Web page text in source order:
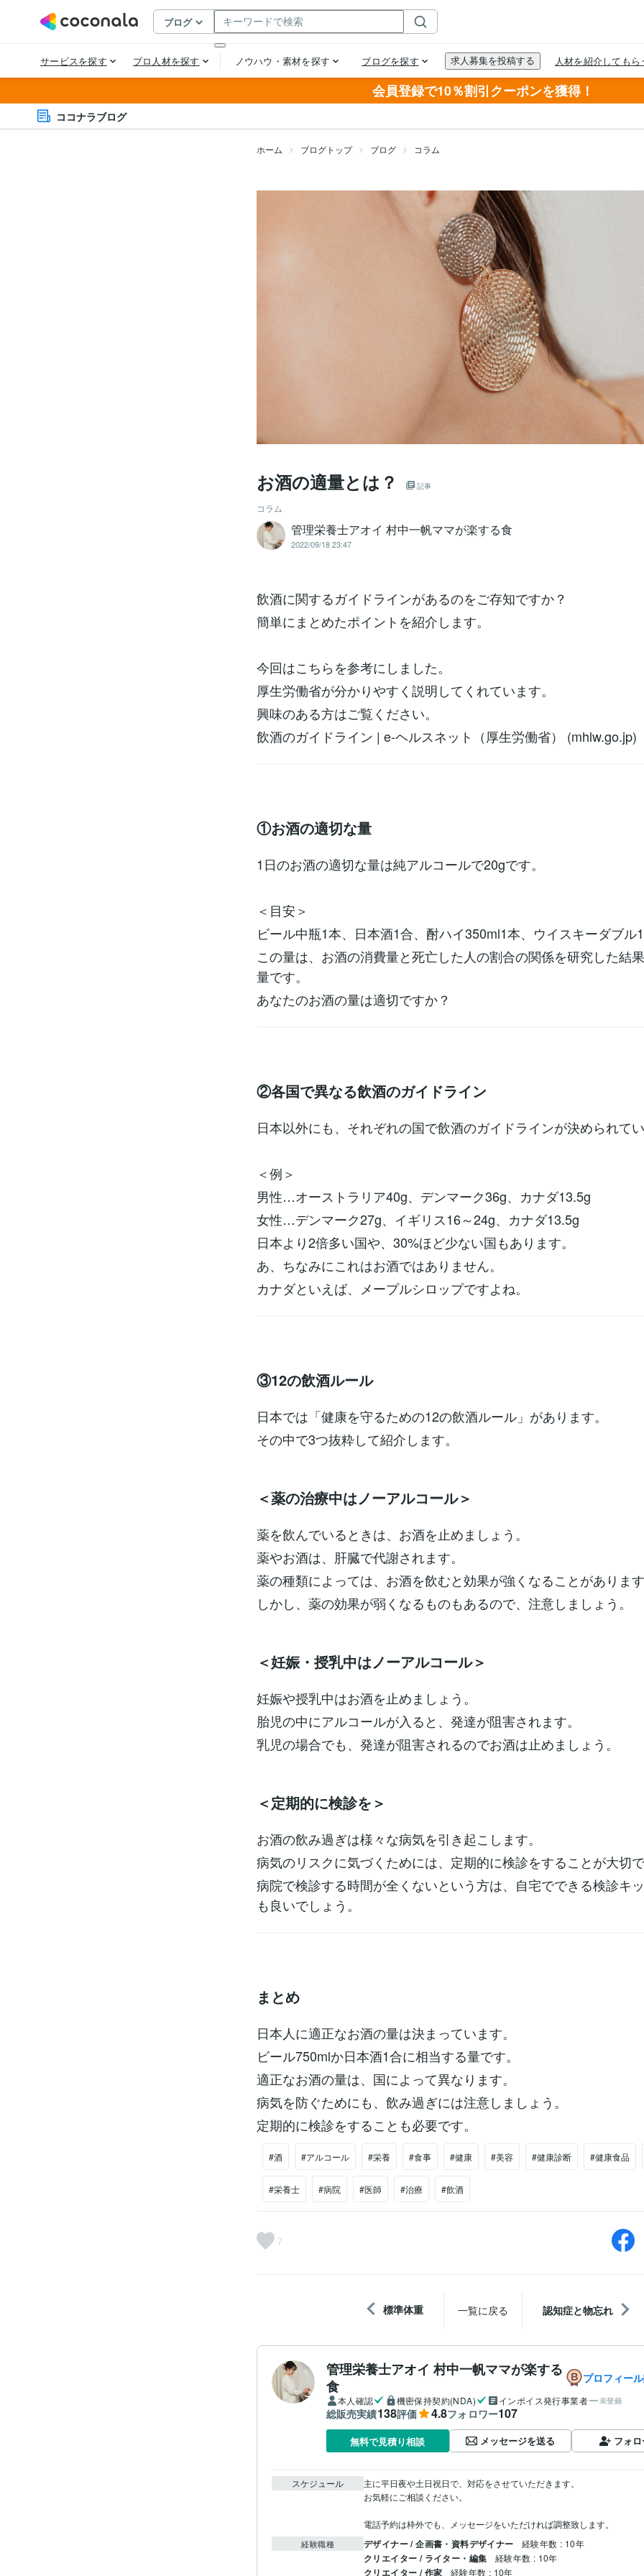
会員登録で10％割引クーポンを獲得！
ココナラブログ
ホーム ブログトップ ブログ コラム
お酒の適量とは？ 記事
コラム
管理栄養士アオイ 村中一帆ママが楽する食
2022/09/18 23:47
飲酒に関するガイドラインがあるのをご存知ですか？
簡単にまとめたポイントを紹介します。
今回はこちらを参考にしました。
厚生労働省が分かりやすく説明してくれています。
興味のある方はご覧ください。
飲酒のガイドライン | e-ヘルスネット（厚生労働省） (mhlw.go.jp)
①お酒の適切な量
1日のお酒の適切な量は純アルコールで20gです。
＜目安＞
ビール中瓶1本、日本酒1合、酎ハイ350ml1本、ウイスキーダブル
この量は、お酒の消費量と死亡した人の割合の関係を研究した結
量です。
あなたのお酒の量は適切ですか？
②各国で異なる飲酒のガイドライン
日本以外にも、それぞれの国で飲酒のガイドラインが決められて
＜例＞
男性…オーストラリア40g、デンマーク36g、カナダ13.5g
女性…デンマーク27g、イギリス16～24g、カナダ13.5g
日本より2倍多い国や、30%ほど少ない国もあります。
あ、ちなみにこれはお酒ではありません。
カナダといえば、メープルシロップですよね。
③12の飲酒ルール
日本では「健康を守るための12の飲酒ルール」があります。
その中で3つ抜粋して紹介します。
＜薬の治療中はノーアルコール＞
薬を飲んでいるときは、お酒を止めましょう。
薬やお酒は、肝臓で代謝されます。
薬の種類によっては、お酒を飲むと効果が強くなることがありま
しかし、薬の効果が弱くなるものもあるので、注意しましょう。
＜妊娠・授乳中はノーアルコール＞
妊娠や授乳中はお酒を止めましょう。
胎児の中にアルコールが入ると、発達が阻害されます。
乳児の場合でも、発達が阻害されるのでお酒は止めましょう。
＜定期的に検診を＞
お酒の飲み過ぎは様々な病気を引き起こします。
病気のリスクに気づくためには、定期的に検診をすることが大切
病院で検診する時間が全くないという方は、自宅でできる検診キ
も良いでしょう。
まとめ
日本人に適正なお酒の量は決まっています。
ビール750mlか日本酒1合に相当する量です。
適正なお酒の量は、国によって異なります。
病気を防ぐためにも、飲み過ぎには注意しましょう。
定期的に検診をすることも必要です。
#酒 #アルコール #栄養 #食事 #健康 #美容 #健康診断 #健康食品
#栄養士 #病院 #医師 #治療 #飲酒
7
標準体重 一覧に戻る 認知症と物忘れ
管理栄養士アオイ 村中一帆ママが楽する
食
プロフィー
本人確認 機密保持契約(NDA) インボイス発行事業者 未登録
総販売実績138評価 4.8フォロワー107
無料で見積り相談 メッセージを送る フォ
スケジュール
主に平日夜や土日祝日で、対応をさせていただきます。
お気軽にご相談ください。
電話予約は枠外でも、メッセージをいただければ調整致します。
経験職種 デザイナー / 企画書・資料デザイナー 経験年数 : 10年
クリエイター / ライター・編集 経験年数 : 10年
クリエイター / 作家 経験年数 : 10年